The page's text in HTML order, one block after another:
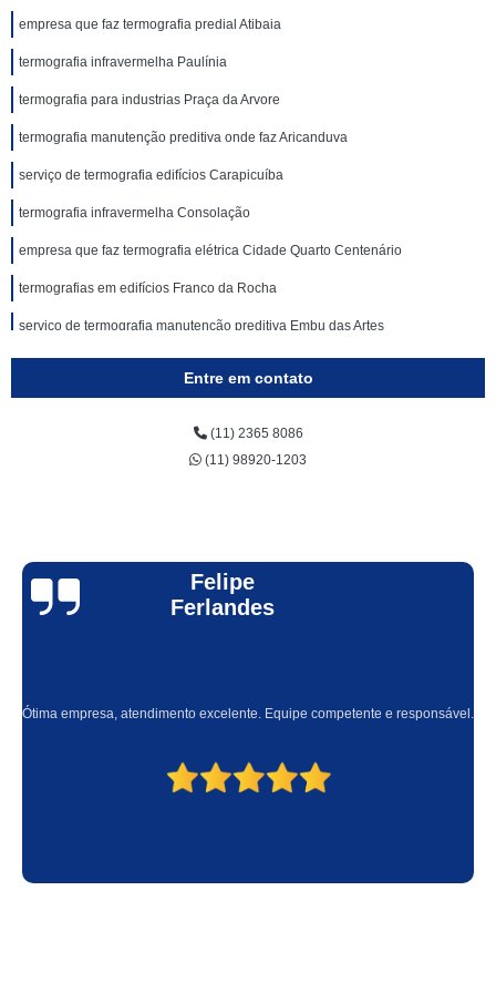
empresa que faz termografia predial Atibaia
termografia infravermelha Paulínia
termografia para industrias Praça da Arvore
termografia manutenção preditiva onde faz Aricanduva
serviço de termografia edifícios Carapicuíba
termografia infravermelha Consolação
empresa que faz termografia elétrica Cidade Quarto Centenário
termografias em edifícios Franco da Rocha
serviço de termografia manutenção preditiva Embu das Artes
termografias em edifícios Bela Cintra
termografia para prédios onde faz Santa Cecília
empresa que faz termografia manutenção preditiva Aclimação
termografia para prédio Americana
termografia manutenção preditiva onde faz Ermelino Matarazzo
Entre em contato
(11) 2365 8086
(11) 98920-1203
Felipe
Ferlandes
Ótima empresa, atendimento excelente. Equipe competente e responsável.